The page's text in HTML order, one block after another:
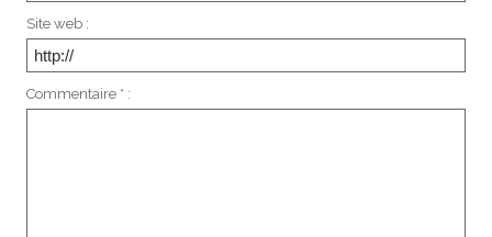
Site web :
Commentaire * :